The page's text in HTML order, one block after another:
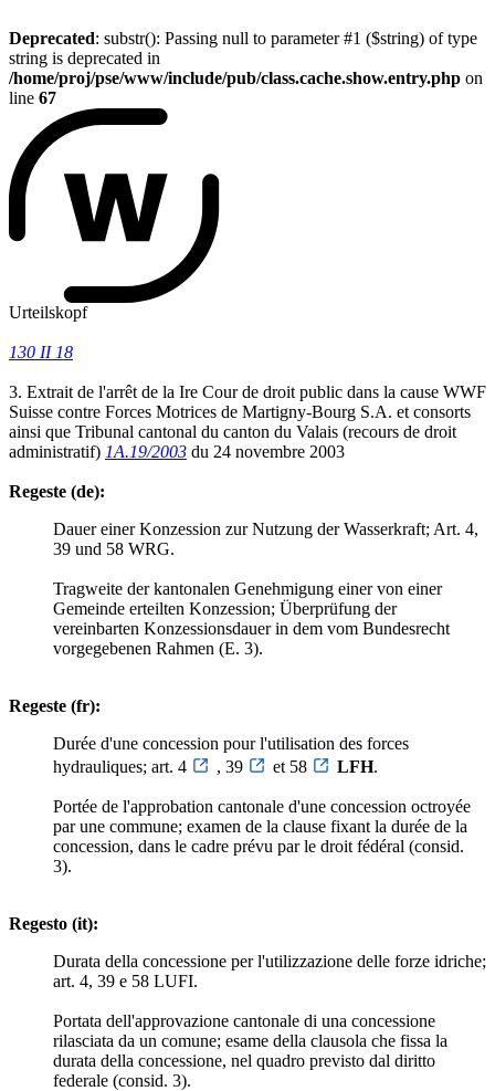
Deprecated: substr(): Passing null to parameter #1 ($string) of type
string is deprecated in
/home/proj/pse/www/include/pub/class.cache.show.entry.php on
line 67
Urteilskopf
130 II 18
3. Extrait de l'arrêt de la Ire Cour de droit public dans la cause WWF
Suisse contre Forces Motrices de Martigny-Bourg S.A. et consorts
ainsi que Tribunal cantonal du canton du Valais (recours de droit
administratif) 1A.19/2003 du 24 novembre 2003
Regeste (de):
Dauer einer Konzession zur Nutzung der Wasserkraft; Art. 4,
39 und 58 WRG.
Tragweite der kantonalen Genehmigung einer von einer
Gemeinde erteilten Konzession; Überprüfung der
vereinbarten Konzessionsdauer in dem vom Bundesrecht
vorgegebenen Rahmen (E. 3).
Regeste (fr):
Durée d'une concession pour l'utilisation des forces
hydrauliques; art. 4
, 39 et 58 LFH.
Portée de l'approbation cantonale d'une concession octroyée
par une commune; examen de la clause fixant la durée de la
concession, dans le cadre prévu par le droit fédéral (consid.
3).
Regesto (it):
Durata della concessione per l'utilizzazione delle forze idriche;
art. 4, 39 e 58 LUFI.
Portata dell'approvazione cantonale di una concessione
rilasciata da un comune; esame della clausola che fissa la
durata della concessione, nel quadro previsto dal diritto
federale (consid. 3).